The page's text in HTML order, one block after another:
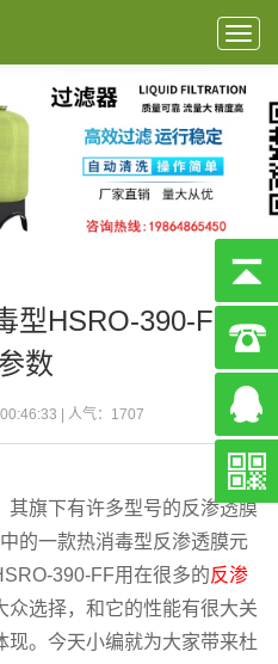
型HSRO-390-FF技
数
| 人气： 1707
其旗下有许多型号的反渗透膜
的一款热消毒型反渗透膜元
390-FF用在很多的反渗
众选择，和它的性能有很大关
现。今天小编就为大家带来杜